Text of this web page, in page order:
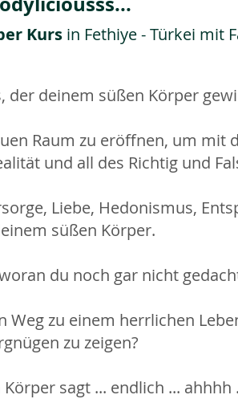
Kurs in Fethiye - Türkei mit
der deinem süßen Körper
Raum zu eröffnen, um mit
und all des Richtig und
Liebe, Hedonismus,
süßen Körper.
du noch gar nicht
zu einem herrlichen
zu zeigen?
sagt ... endlich ...